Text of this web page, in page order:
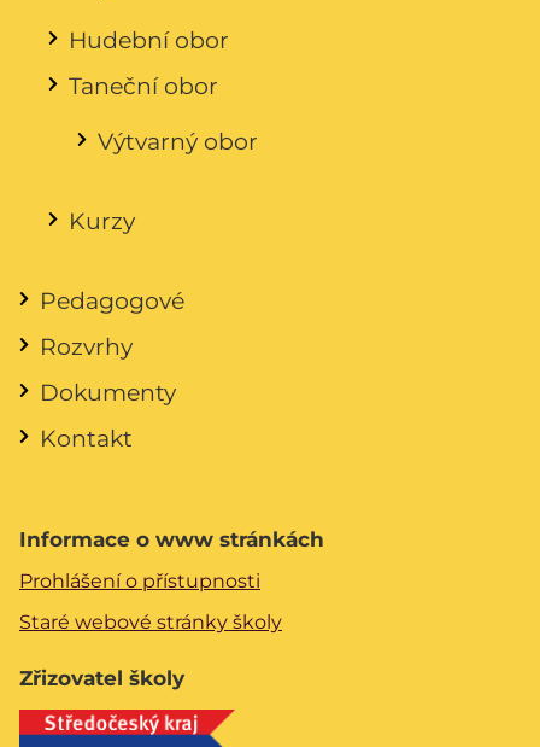
Hudební obor
Taneční obor
Výtvarný obor
Kurzy
Pedagogové
Rozvrhy
Dokumenty
Kontakt
Informace o www stránkách
Prohlášení o přístupnosti
Staré webové stránky školy
Zřizovatel školy